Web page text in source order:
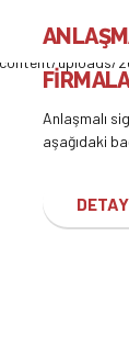
Anlaşmalı
aşağıdaki